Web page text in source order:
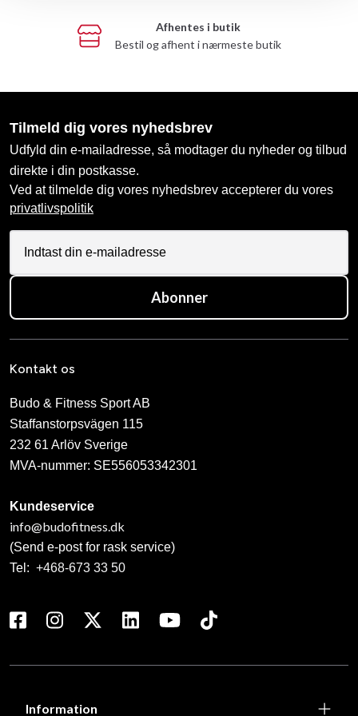
Afhentes i butik
Bestil og afhent i nærmeste butik
Tilmeld dig vores nyhedsbrev
Udfyld din e-mailadresse, så modtager du nyheder og tilbud
direkte i din postkasse.
Ved at tilmelde dig vores nyhedsbrev accepterer du vores
privatlivspolitik
Abonner
Kontakt os
Budo & Fitness Sport AB
Staffanstorpsvägen 115
232 61 Arlöv Sverige
MVA-nummer: SE556053342301
Kundeservice
info@budofitness.dk
(Send e-post for rask service)
Tel: +468-673 33 50
Information